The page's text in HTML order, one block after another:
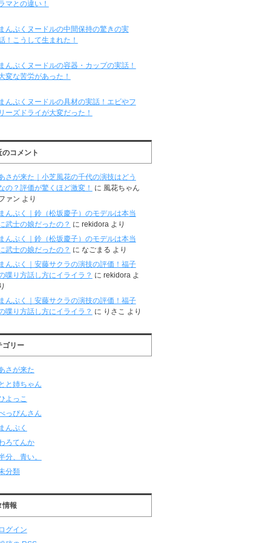
マとの違い！
んぷくヌードルの中間保持の驚きの実
！こうして生まれた！
んぷくヌードルの容器・カップの実話！
変な苦労があった！
んぷくヌードルの具材の実話！エビやフ
ーズドライが大変だった！
のコメント
さが来た｜小芝風花の千代の演技はどう
の？評価が驚くほど激変！
に 風花ちゃん
ァン より
んぷく｜鈴（松坂慶子）のモデルは本当
武士の娘だったの？ に rekidora より
んぷく｜鈴（松坂慶子）のモデルは本当
武士の娘だったの？ に なごまる より
んぷく｜安藤サクラの演技の評価！福子
喋り方話し方にイライラ？ に rekidora よ
んぷく｜安藤サクラの演技の評価！福子
喋り方話し方にイライラ？ に りさこ より
ゴリー
さが来た
と姉ちゃん
よっこ
っぴんさん
んぷく
ろてんか
分、青い。
分類
情報
グイン